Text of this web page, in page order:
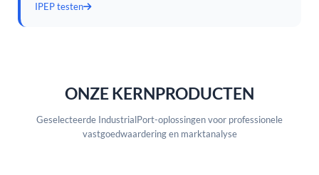
IPEP testen
ONZE KERNPRODUCTEN
Geselecteerde IndustrialPort-oplossingen voor professionele
vastgoedwaardering en marktanalyse